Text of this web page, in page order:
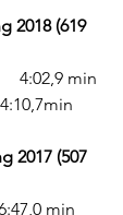
2018 (619
311.	Julian 	Henne 	4:02,9 min
360. 	Finn 	Berner 	4:10,7min
2017 (507
Pia 	Glöggler 	6:47,0 min